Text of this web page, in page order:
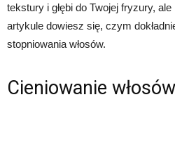
tekstury i głębi do Twojej fryzury,
artykule dowiesz się, czym
stopniowania włosów.
Cieniowanie włosów